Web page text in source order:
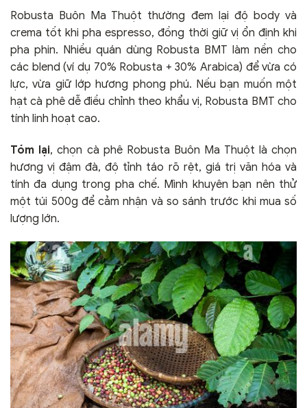
Robusta Buôn Ma Thuột thường đem lại độ body và
crema tốt khi pha espresso, đồng thời giữ vị ổn định khi
pha phin. Nhiều quán dùng Robusta BMT làm nền cho
các blend (ví dụ 70% Robusta + 30% Arabica) để vừa có
lực, vừa giữ lớp hương phong phú. Nếu bạn muốn một
hạt cà phê dễ điều chỉnh theo khẩu vị, Robusta BMT cho
tính linh hoạt cao.
Tóm lại, chọn cà phê Robusta Buôn Ma Thuột là chọn
hương vị đậm đà, độ tỉnh táo rõ rệt, giá trị văn hóa và
tính đa dụng trong pha chế. Mình khuyên bạn nên thử
một túi 500g để cảm nhận và so sánh trước khi mua số
lượng lớn.